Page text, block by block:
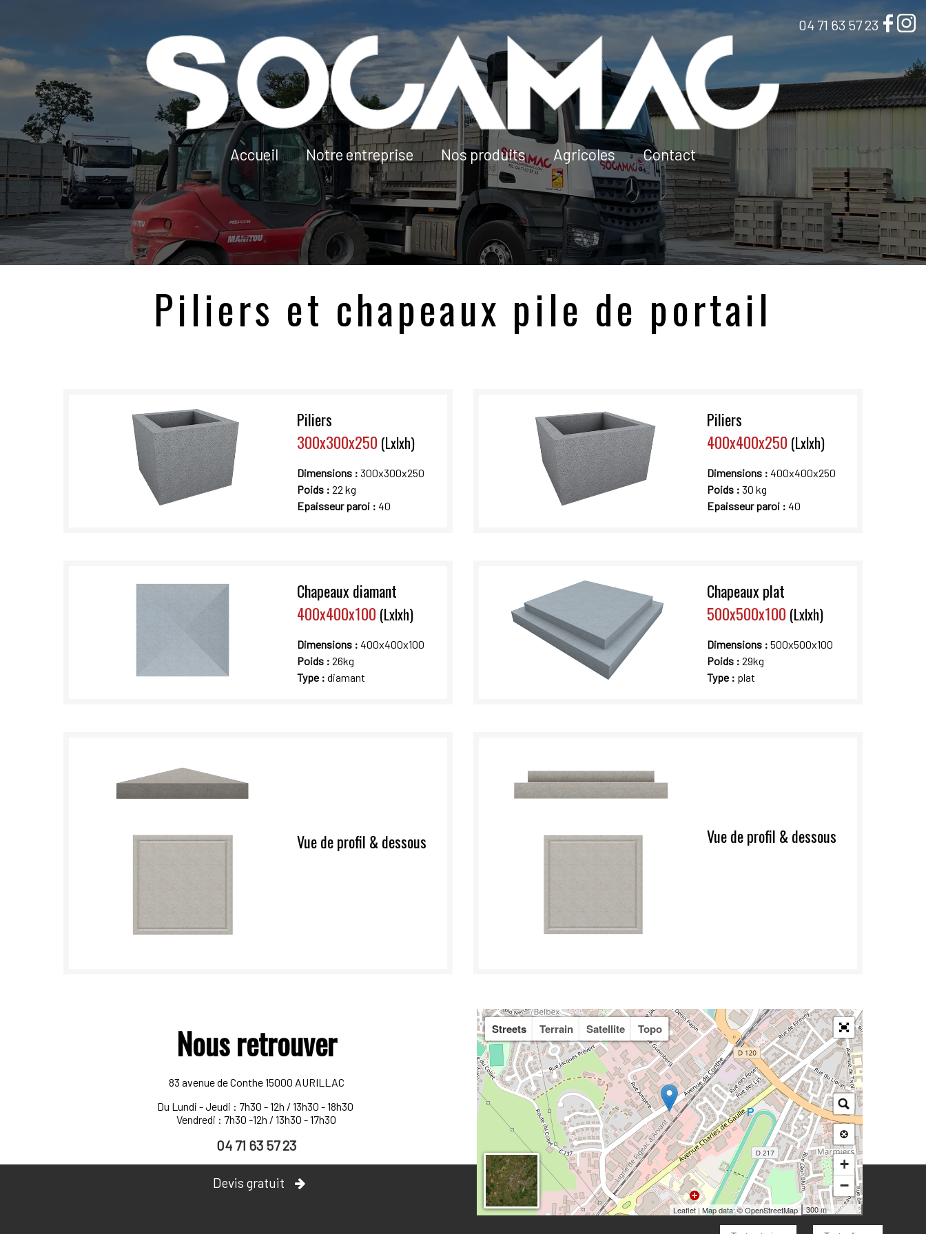
04 71 63 57 23
Accueil Notre entreprise Nos produits Agricoles Contact
Piliers et chapeaux pile de portail
Piliers
300x300x250 (Lxlxh)
Dimensions : 300x300x250
Poids : 22 kg
Epaisseur paroi : 40
Piliers
400x400x250 (Lxlxh)
Dimensions : 400x400x250
Poids : 30 kg
Epaisseur paroi : 40
Chapeaux diamant
400x400x100 (Lxlxh)
Dimensions : 400x400x100
Poids : 26kg
Type : diamant
Chapeaux plat
500x500x100 (Lxlxh)
Dimensions : 500x500x100
Poids : 29kg
Type : plat
Vue de profil & dessous Vue de profil & dessous
Nous retrouver
83 avenue de Conthe 15000 AURILLAC
Du Lundi - Jeudi : 7h30 - 12h / 13h30 - 18h30
Vendredi : 7h30 -12h / 13h30 - 17h30
04 71 63 57 23
Devis gratuit
Streets Terrain Satellite Topo
+
−
300 m
Leaflet | Map data: ©OpenStreetMap